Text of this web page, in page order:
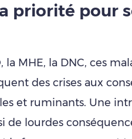
priorité pour
la MHE, la DNC, ces
des crises aux
et ruminants. Une
de lourdes